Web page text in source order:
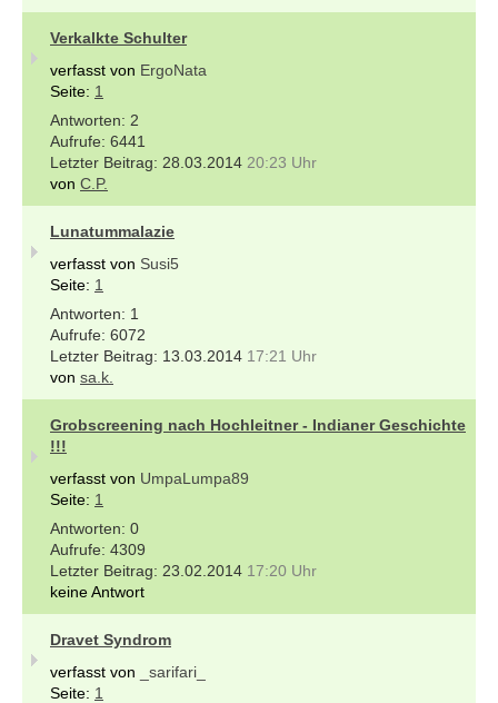
Verkalkte Schulter
verfasst von ErgoNata
Seite: 1
2
6441
28.03.2014 20:23 Uhr
von C.P.
Lunatummalazie
verfasst von Susi5
Seite: 1
1
6072
13.03.2014 17:21 Uhr
von sa.k.
Grobscreening nach Hochleitner - Indianer Geschichte
!!!
verfasst von UmpaLumpa89
Seite: 1
0
4309
23.02.2014 17:20 Uhr
keine Antwort
Dravet Syndrom
verfasst von
_sarifari_
Seite: 1